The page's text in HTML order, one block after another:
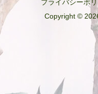
プライバシーポ
Copyright ©